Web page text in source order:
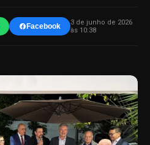
Facebook
3 de junho de 2026
às 10:38